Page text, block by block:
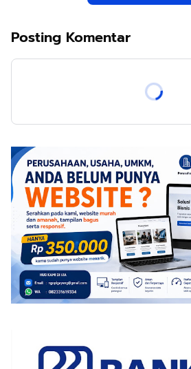
Posting Komentar